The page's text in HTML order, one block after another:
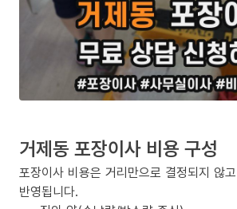
거제동 포장이사 비용 구성
포장이사 비용은 거리만으로 결정되지 않
반영됩니다.